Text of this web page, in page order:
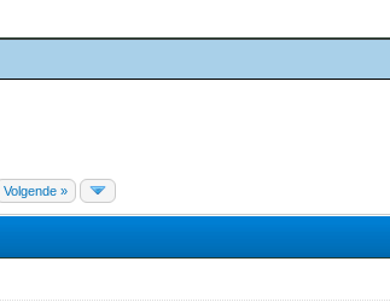
Volgende »